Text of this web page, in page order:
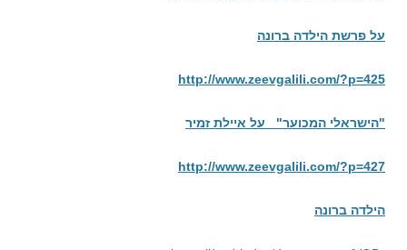
על פרשת הילדה ברונה
http://www.zeevgalili.com/?p=425
"הישראלי המכוער" על איילת זמיר
http://www.zeevgalili.com/?p=427
הילדה ברונה